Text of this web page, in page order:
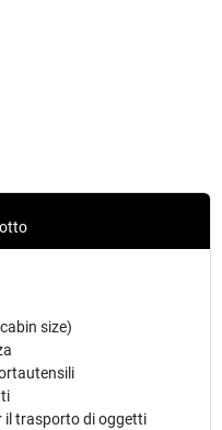
size)
il trasporto di oggetti